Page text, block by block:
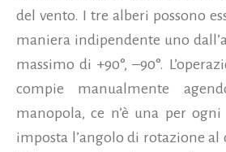
del vento. I tre alberi possono
maniera indipendente uno
massimo di +90°, –90°.
compie manualmente
manopola, ce n’è una per ogni
imposta l’angolo di rotazione al